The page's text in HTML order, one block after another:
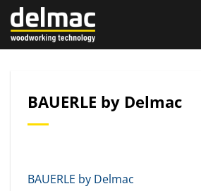
Skip
content
BAUERLE by Delmac
BAUERLE by Delmac